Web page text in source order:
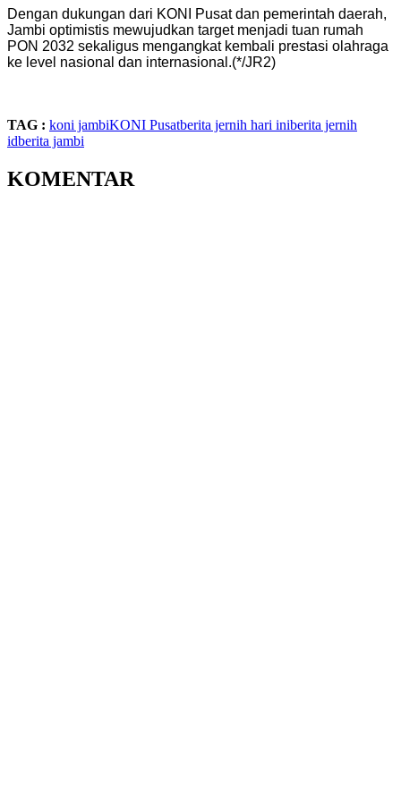
Dengan dukungan dari KONI Pusat dan pemerintah daerah,
Jambi optimistis mewujudkan target menjadi tuan rumah
PON 2032 sekaligus mengangkat kembali prestasi olahraga
ke level nasional dan internasional.(*/JR2)
TAG : koni jambiKONI Pusatberita jernih hari iniberita jernih
idberita jambi
KOMENTAR